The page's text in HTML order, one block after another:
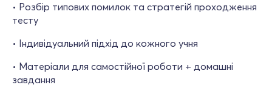
• Розбір типових помилок та стратегій проходження
тесту
• Індивідуальний підхід до кожного учня
• Матеріали для самостійної роботи + домашні
завдання